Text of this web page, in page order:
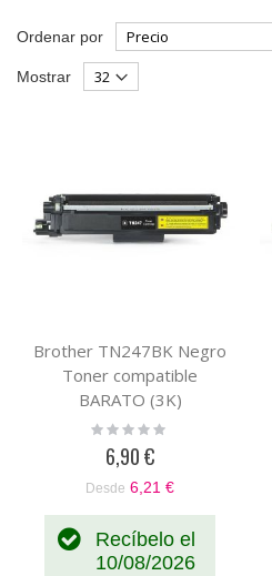
Ordenar por
Mostrar
Brother TN247BK Negro
Toner compatible
BARATO (3K)
Rating:
6,90 €
Desde 6,21 €
Recíbelo el
10/08/2026